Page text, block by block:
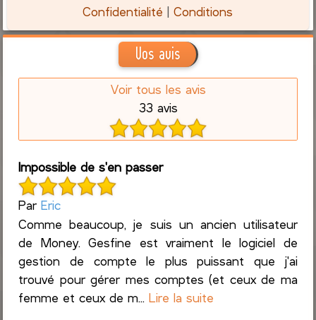
Confidentialité |Conditions
Vos avis
Voir tous les avis
33 avis
Impossible de s'en passer
ParEric
Comme beaucoup, je suis un ancien utilisateur
de Money. Gesfine est vraiment le logiciel de
gestion de compte le plus puissant que j'ai
trouvé pour gérer mes comptes (et ceux de ma
femme et ceux de m...Lire la suite